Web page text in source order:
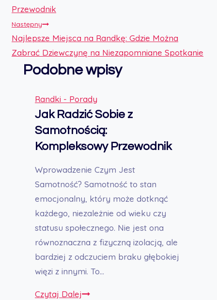
Przewodnik
Następny
Najlepsze Miejsca na Randkę: Gdzie Można
Zabrać Dziewczynę na Niezapomniane Spotkanie
Podobne wpisy
Randki - Porady
Jak Radzić Sobie z
Samotnością:
Kompleksowy Przewodnik
Wprowadzenie Czym Jest
Samotność? Samotność to stan
emocjonalny, który może dotknąć
każdego, niezależnie od wieku czy
statusu społecznego. Nie jest ona
równoznaczna z fizyczną izolacją, ale
bardziej z odczuciem braku głębokiej
więzi z innymi. To…
Czytaj DalejJak